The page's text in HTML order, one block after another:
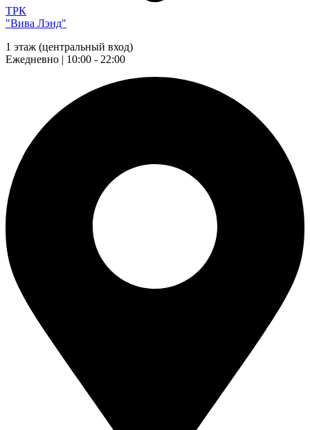
ТРК
"Вива Лэнд"
1 этаж (центральный вход)
Ежедневно | 10:00 - 22:00